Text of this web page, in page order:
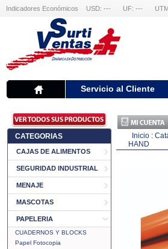
Indicadores Económicos USD: --- UF: ---
Servicio al Cliente
CATEGORIAS
CAJAS DE ALIMENTOS
SEGURIDAD INDUSTRIAL
MENAJE
MASCOTAS
PAPELERIA
CUADERNOS Y BLOCKS
Papel Fotocopia
Inicio :
HAND